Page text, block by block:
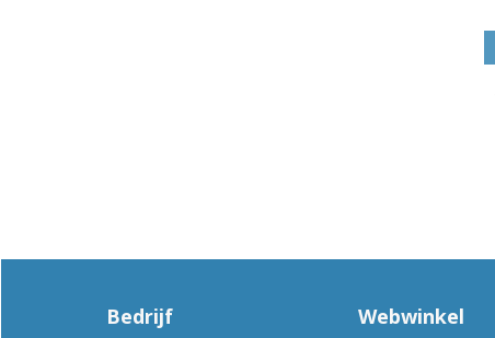
Bedrijf Webwinkel